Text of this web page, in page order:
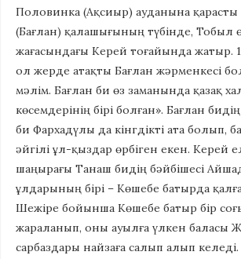
Половинка (Ақсиыр) ауданына
(Бағлан) қалашығының түбінде, Тобыл
жағасындағы Керей тоғайында жатыр.
ол жерде атақты Бағлан жәрменкесі
мәлім. Бағлан би өз заманында қазақ
көсемдерінің бірі болған». Бағлан
би Фархадүлы да кінгдікті ата болып,
әйгілі ұл-қыздар өрбіген екен. Керей
шаңырағы Танаш бидің бәйбішесі
ұлдарының бірі – Көшебе батырда
Шежіре бойынша Көшебе батыр бір
жараланып, оны ауылға үлкен баласы
сарбаздары найзаға салып алып келеді.